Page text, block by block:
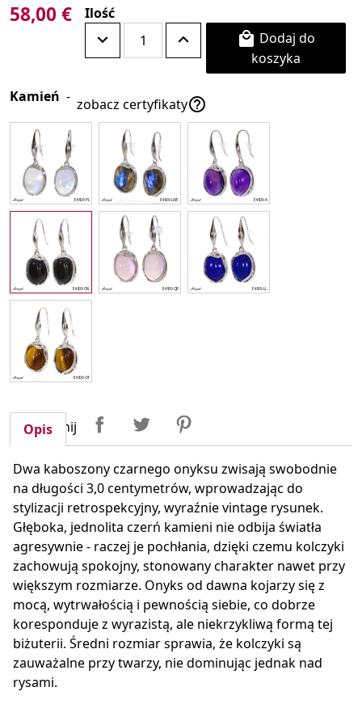
58,00 € Ilość

koszyka
Kamień - zobacz certyfikaty
Udostępnij UdostępnijTweetuj
Opis
Dwa kaboszony czarnego onyksu zwisają swobodnie
na długości 3,0 centymetrów, wprowadzając do
stylizacji retrospekcyjny, wyraźnie vintage rysunek.
Głęboka, jednolita czerń kamieni nie odbija światła
agresywnie - raczej je pochłania, dzięki czemu kolczyki
zachowują spokojny, stonowany charakter nawet przy
większym rozmiarze. Onyks od dawna kojarzy się z
mocą, wytrwałością i pewnością siebie, co dobrze
koresponduje z wyrazistą, ale niekrzykliwą formą tej
biżuterii. Średni rozmiar sprawia, że kolczyki są
zauważalne przy twarzy, nie dominując jednak nad
rysami.